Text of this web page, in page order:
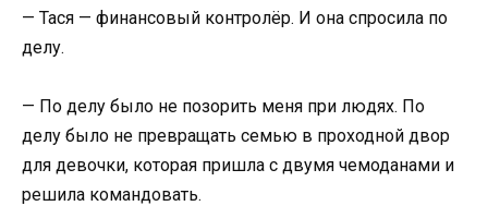
— Тася — финансовый контролёр. И она спросила по
делу.
— По делу было не позорить меня при людях. По
делу было не превращать семью в проходной двор
для девочки, которая пришла с двумя чемоданами и
решила командовать.